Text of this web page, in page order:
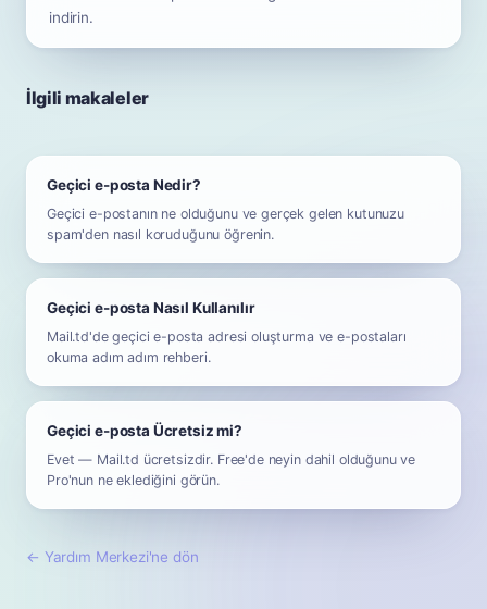
indirin.
İlgili makaleler
Geçici e-posta Nedir?
Geçici e-postanın ne olduğunu ve gerçek gelen kutunuzu
spam'den nasıl koruduğunu öğrenin.
Geçici e-posta Nasıl Kullanılır
Mail.td'de geçici e-posta adresi oluşturma ve e-postaları
okuma adım adım rehberi.
Geçici e-posta Ücretsiz mi?
Evet — Mail.td ücretsizdir. Free'de neyin dahil olduğunu ve
Pro'nun ne eklediğini görün.
← Yardım Merkezi'ne dön